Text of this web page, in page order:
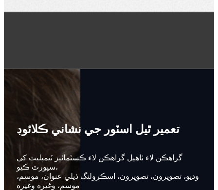
تعمير ٿيل اسٽور جي نشاني ڪلائوڊ
گراهڪن لاء ٺاهيل گراهڪن لاء ڪسٽمائيز ٽيمپليٽ کي
سپورٽ ڪيو،
وڊيو، تصويرون، تصويرون، اسڪرولنگ ذيلي عنوان، موسم،
موسم، وغيره وغيره